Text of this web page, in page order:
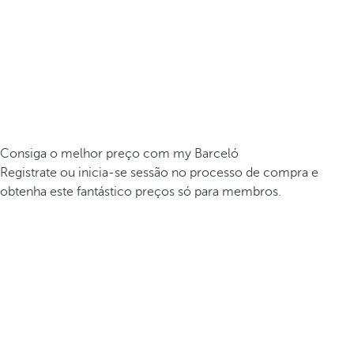
Consiga o melhor preço com my Barceló
Registrate ou inicia-se sessão no processo de compra e
obtenha este fantástico preços só para membros.